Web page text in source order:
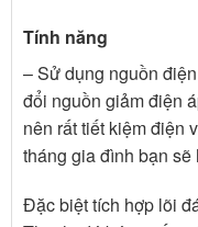
Tính năng
– Sử dụng nguồn
đổi nguồn giảm điện
nên rất tiết kiệm điện
tháng gia đình bạn
Đặc biệt tích hợp lõi